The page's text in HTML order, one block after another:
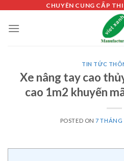
content
CHUYÊN CUNG CẤP
TIN TỨC
Xe nâng tay cao
cao 1m2 khuyến
POSTED ON7 THÁNG